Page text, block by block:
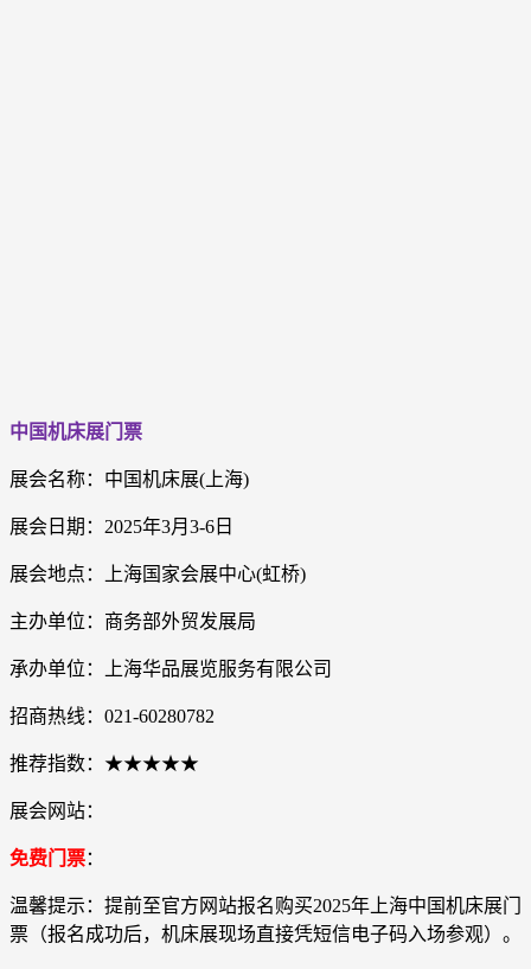
中国机床展门票
展会名称：中国机床展(上海)
展会日期：2025年3月3-6日
展会地点： 上海国家会展中心(虹桥)
主办单位：商务部外贸发展局
承办单位：上海华品展览服务有限公司
招商热线：021-60280782
推荐指数：★★★★★
展会网站：
免费门票：
温馨提示：提前至官方网站报名购买2025年上海中国机床展门
票（报名成功后，机床展现场直接凭短信电子码入场参观）。